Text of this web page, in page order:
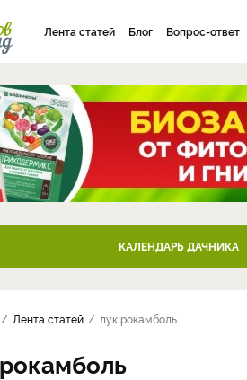
Лента статей Блог Вопрос-ответ
КАЛЕНДАРЬ ДАЧНИКА
Лента статей лук рокамболь